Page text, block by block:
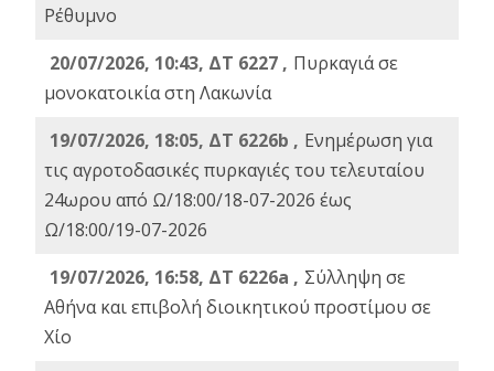
Ρέθυμνο
20/07/2026, 10:43, ΔΤ 6227 , Πυρκαγιά σε
μονοκατοικία στη Λακωνία
19/07/2026, 18:05, ΔΤ 6226b , Ενημέρωση για
τις αγροτοδασικές πυρκαγιές του τελευταίου
24ωρου από Ω/18:00/18-07-2026 έως
Ω/18:00/19-07-2026
19/07/2026, 16:58, ΔΤ 6226a , Σύλληψη σε
Αθήνα και επιβολή διοικητικού προστίμου σε
Χίο